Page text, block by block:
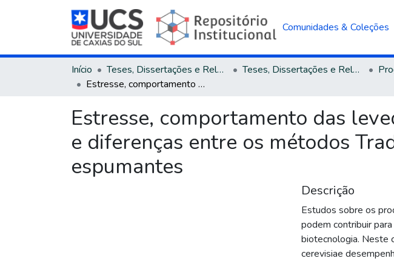
Comunidades & Coleções
Início Teses, Dissertações e Relatórios Teses, Dissertações e Relatórios defendidos na UCS
Estresse, comportamento das leveduras durante a segunda fermentação e diferenças entre os métodos Tradicional e Charmat na elaboração de espumantes
Estresse, comportamento das
e diferenças entre os métodos
espumantes
Descrição
Estudos sobre os
podem contribuir
biotecnologia. Neste
cerevisiae